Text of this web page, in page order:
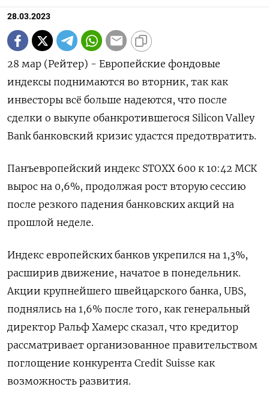
28.03.2023
28 мар (Рейтер) - Европейские фондовые
индексы поднимаются во вторник, так как
инвесторы всё больше надеются, что после
сделки о выкупе обанкротившегося Silicon Valley
Bank банковский кризис удастся предотвратить.
Панъевропейский индекс STOXX 600 к 10:42 МСК
вырос на 0,6%, продолжая рост вторую сессию
после резкого падения банковских акций на
прошлой неделе.
Индекс европейских банков укрепился на 1,3%,
расширив движение, начатое в понедельник.
Акции крупнейшего швейцарского банка, UBS,
поднялись на 1,6% после того, как генеральный
директор Ральф Хамерс сказал, что кредитор
рассматривает организованное правительством
поглощение конкурента Credit Suisse как
возможность развития.